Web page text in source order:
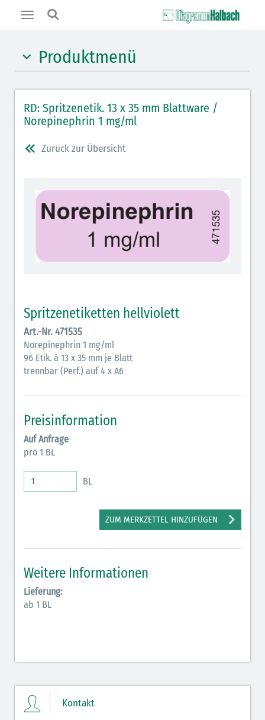
Toggle
Produktmenü
Benzodiazepine (orange)
Benzodiazepin-Antagonisten (orange schraffiert)
Muskelrelaxantien (rot weißer Kopfbalken)
Opiate/Opioide (hellblau)
Opioid-Antagonisten (hellblau schraffiert)
Lokalanästhetika (grau)
schraffiert)
Anticholinergika (hellgrün)
Cholinergika (hellgrün schraffiert)
Rahmen)
Bronchodilatatoren (blau-braun)
Antikonvulsiva (grau-lila)
Inodilatatoren (rot-grün)
Elektrolyte (grün-pink)
Elektrolyte Kalium (grün-blau)
Elektrolyte NaCl (grün)
RD: Spritzenetik. 13 x 35 mm Blattware /
Norepinephrin 1 mg/ml
Zurück zur Übersicht
Spritzenetiketten hellviolett
Art.-Nr. 471535
Norepinephrin 1 mg/ml
96 Etik. à 13 x 35 mm je Blatt
trennbar (Perf.) auf 4 x A6
Preisinformation
Auf Anfrage
pro 1 BL
BL
ZUM MERKZETTEL HINZUFÜGEN
Weitere Informationen
Lieferung:
ab 1 BL
Kontakt